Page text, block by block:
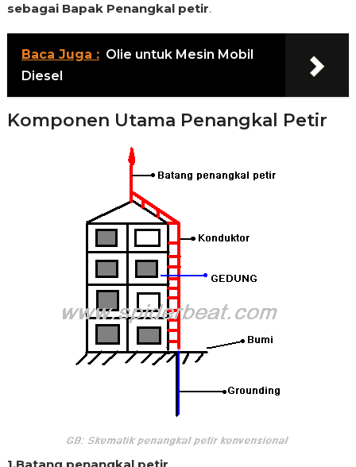
sebagai Bapak Penangkal petir.
Baca Juga : Olie untuk Mesin Mobil
Diesel
Komponen Utama Penangkal Petir